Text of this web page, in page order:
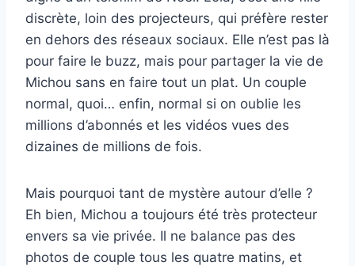
discrète, loin des projecteurs, qui préfère rester
en dehors des réseaux sociaux. Elle n’est pas là
pour faire le buzz, mais pour partager la vie de
Michou sans en faire tout un plat. Un couple
normal, quoi… enfin, normal si on oublie les
millions d’abonnés et les vidéos vues des
dizaines de millions de fois.
Mais pourquoi tant de mystère autour d’elle ?
Eh bien, Michou a toujours été très protecteur
envers sa vie privée. Il ne balance pas des
photos de couple tous les quatre matins, et